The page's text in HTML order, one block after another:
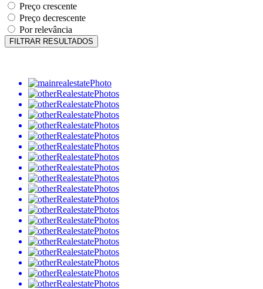
Preço crescente
Preço decrescente
Por relevância